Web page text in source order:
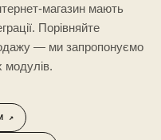
магазин мають
Порівняйте
— ми запропонуємо
модулів.
↗︎